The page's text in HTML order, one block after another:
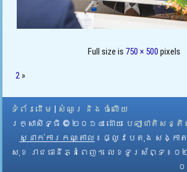
Full size is 750 × 500 pixels
2 »
ទំព័រដើម
សំណួរ និង ចំលើយ
រក្សាសិទ្ធិ © ២០១៤ ដោយ​ បេឡាជាតិស
ស្នាក់ការកណ្តាល ៖ ផ្លូវបេតុង សង្ក
សុខ រាជធានីភ្នំពេញ។ លេខទូរស័ព្ទ ៖